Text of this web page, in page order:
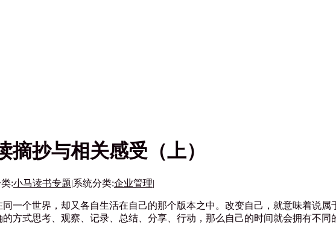
摘抄与相关感受（上）
:小马读书专题|系统分类:企业管理|
个世界，却又各自生活在自己的那个版本之中。改变自己，就意味着说属
方式思考、观察、记录、总结、分享、行动，那么自己的时间就会拥有不